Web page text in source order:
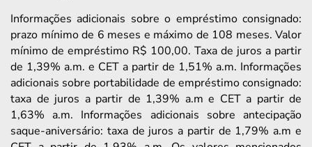
Informações adicionais sobre o empréstimo consignado:
prazo mínimo de 6 meses e máximo de 108 meses. Valor
mínimo de empréstimo R$ 100,00. Taxa de juros a partir
de 1,39% a.m. e CET a partir de 1,51% a.m. Informações
adicionais sobre portabilidade de empréstimo consignado:
taxa de juros a partir de 1,39% a.m e CET a partir de
1,63% a.m. Informações adicionais sobre antecipação
saque-aniversário: taxa de juros a partir de 1,79% a.m e